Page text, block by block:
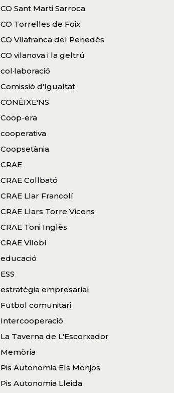
CO Sant Marti Sarroca
CO Torrelles de Foix
CO Vilafranca del Penedès
CO vilanova i la geltrú
col·laboració
Comissió d'Igualtat
CONÈIXE'NS
Coop-era
cooperativa
Coopsetània
CRAE
CRAE Collbató
CRAE Llar Francolí
CRAE Llars Torre Vicens
CRAE Toni Inglès
CRAE Vilobí
educació
ESS
estratègia empresarial
Futbol comunitari
Intercooperació
La Taverna de L'Escorxador
Memòria
Pis Autonomia Els Monjos
Pis Autonomia Lleida